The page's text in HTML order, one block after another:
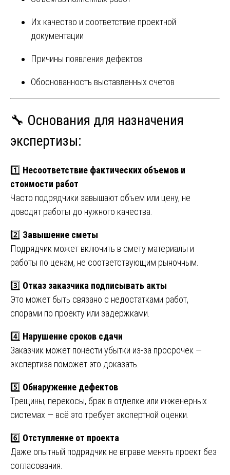
Их качество и соответствие проектной
документации
Причины появления дефектов
Обоснованность выставленных счетов
🔧 Основания для назначения
экспертизы:
1️⃣ Несоответствие фактических объемов и
стоимости работ
Часто подрядчики завышают объем или цену, не
доводят работы до нужного качества.
2️⃣ Завышение сметы
Подрядчик может включить в смету материалы и
работы по ценам, не соответствующим рыночным.
3️⃣ Отказ заказчика подписывать акты
Это может быть связано с недостатками работ,
спорами по проекту или задержками.
4️⃣ Нарушение сроков сдачи
Заказчик может понести убытки из-за просрочек —
экспертиза поможет это доказать.
5️⃣ Обнаружение дефектов
Трещины, перекосы, брак в отделке или инженерных
системах — всё это требует экспертной оценки.
6️⃣ Отступление от проекта
Даже опытный подрядчик не вправе менять проект без
согласования.